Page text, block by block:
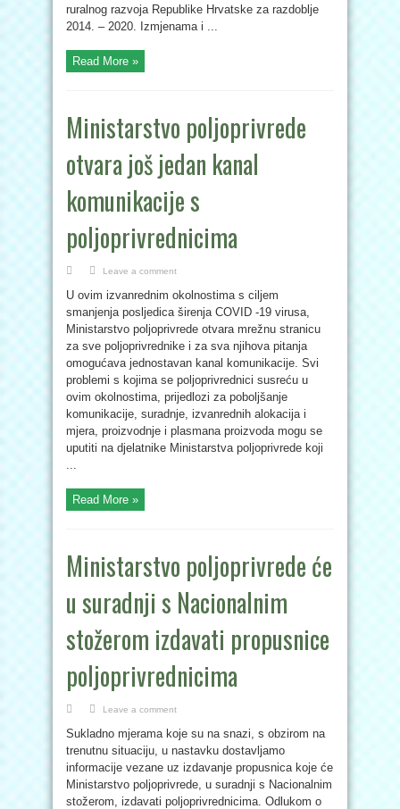
ruralnog razvoja Republike Hrvatske za razdoblje
2014. – 2020. Izmjenama i ...
Read More »
Ministarstvo poljoprivrede
otvara još jedan kanal
komunikacije s
poljoprivrednicima
Leave a comment
U ovim izvanrednim okolnostima s ciljem
smanjenja posljedica širenja COVID -19 virusa,
Ministarstvo poljoprivrede otvara mrežnu stranicu
za sve poljoprivrednike i za sva njihova pitanja
omogućava jednostavan kanal komunikacije. Svi
problemi s kojima se poljoprivrednici susreću u
ovim okolnostima, prijedlozi za poboljšanje
komunikacije, suradnje, izvanrednih alokacija i
mjera, proizvodnje i plasmana proizvoda mogu se
uputiti na djelatnike Ministarstva poljoprivrede koji
...
Read More »
Ministarstvo poljoprivrede će
u suradnji s Nacionalnim
stožerom izdavati propusnice
poljoprivrednicima
Leave a comment
Sukladno mjerama koje su na snazi, s obzirom na
trenutnu situaciju, u nastavku dostavljamo
informacije vezane uz izdavanje propusnica koje će
Ministarstvo poljoprivrede, u suradnji s Nacionalnim
stožerom, izdavati poljoprivrednicima. Odlukom o